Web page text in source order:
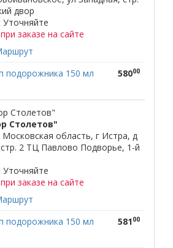
двор
Уточняйте
заказе на сайте
подорожника 150 мл
58000
Столетов"
область, г Истра, д
2 ТЦ Павлово Подворье, 1-й
Уточняйте
заказе на сайте
подорожника 150 мл
58100